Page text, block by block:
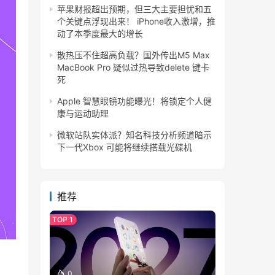
苹果财报超出预期，但三大主要担忧和五
个关键点浮现出来！ iPhone收入激增，推
动了本季度最大的增长
散热压不住超高负载？国外传出M5 Max
MacBook Pro 疑似过热导致delete 键卡
死
Apple 智慧眼镜功能曝光！将锁定个人健
康与运动助理
微软站队实体派？知名科技分析频道暗示
下一代Xbox 可能将继续搭载光碟机
推荐